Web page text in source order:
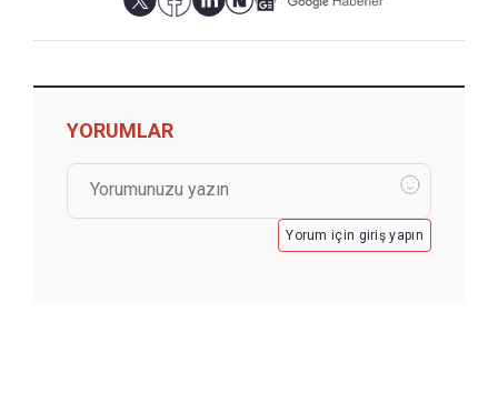
YORUMLAR
Yorum için giriş yapın